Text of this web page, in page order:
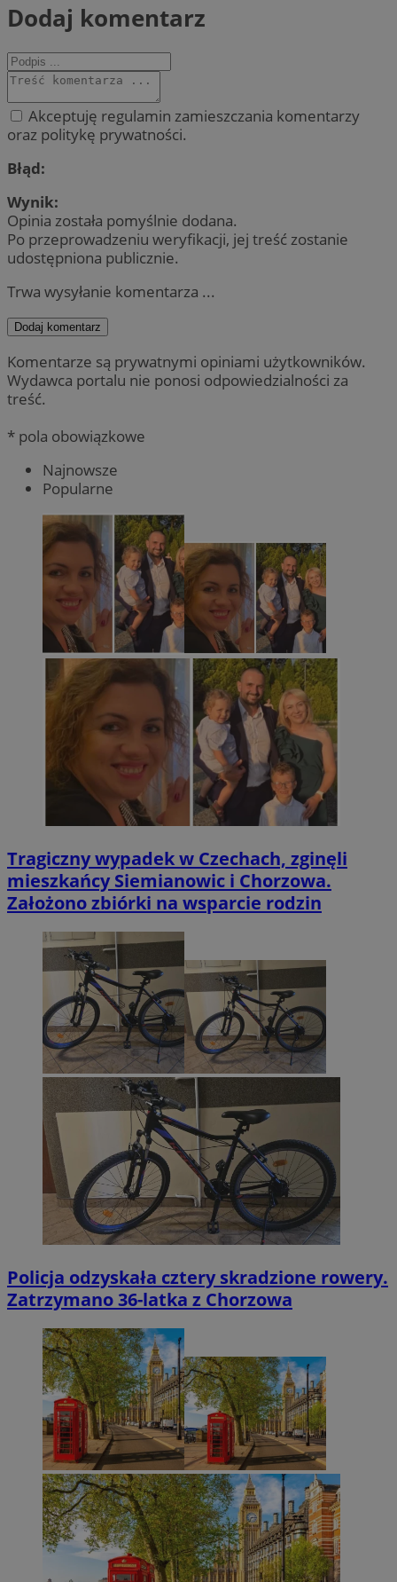
Dodaj komentarz
Akceptuję regulamin zamieszczania komentarzy
oraz politykę prywatności.
Błąd:
Wynik:
Opinia została pomyślnie dodana.
Po przeprowadzeniu weryfikacji, jej treść zostanie
udostępniona publicznie.
Trwa wysyłanie komentarza ...
Dodaj komentarz
Komentarze są prywatnymi opiniami użytkowników.
Wydawca portalu nie ponosi odpowiedzialności za
treść.
* pola obowiązkowe
Najnowsze
Popularne
Tragiczny wypadek w Czechach, zginęli
mieszkańcy Siemianowic i Chorzowa.
Założono zbiórki na wsparcie rodzin
Policja odzyskała cztery skradzione rowery.
Zatrzymano 36-latka z Chorzowa